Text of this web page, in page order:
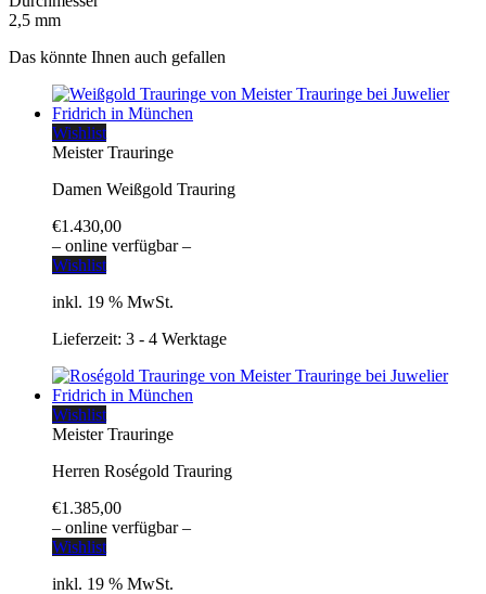
2,5 mm
Das könnte Ihnen auch gefallen
Wishlist
Meister Trauringe
Damen Weißgold Trauring
€1.430,00
– online verfügbar –
Wishlist
inkl. 19 % MwSt.
Lieferzeit: 3 - 4 Werktage
Wishlist
Meister Trauringe
Herren Roségold Trauring
€1.385,00
– online verfügbar –
Wishlist
inkl. 19 % MwSt.